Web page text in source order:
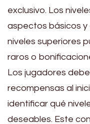
exclusivo. Los
aspectos básicos y
niveles superiores
raros o
Los jugadores
recompensas al
identificar qué
deseables. Este